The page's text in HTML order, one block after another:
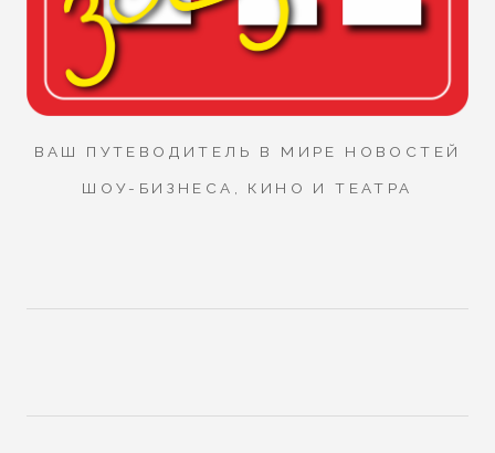
ВАШ ПУТЕВОДИТЕЛЬ В МИРЕ НОВОСТЕЙ
ШОУ-БИЗНЕСА, КИНО И ТЕАТРА